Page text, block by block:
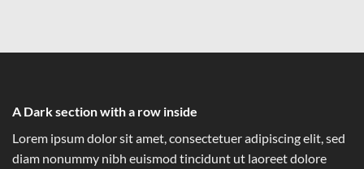
A Dark section with a row inside
Lorem ipsum dolor sit amet, consectetuer adipiscing elit, sed
diam nonummy nibh euismod tincidunt ut laoreet dolore